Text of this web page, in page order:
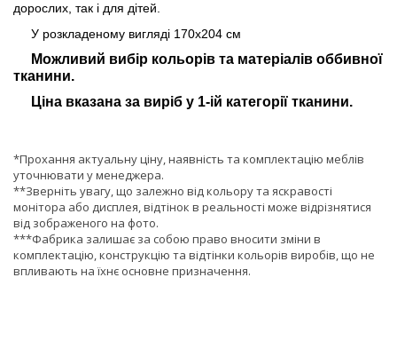
дорослих, так і для дітей.
У розкладеному вигляді 170х204 см
Можливий вибір кольорів та матеріалів оббивної
тканини.
Ціна вказана за виріб у 1-ій категорії тканини.
*Прохання актуальну ціну, наявність та комплектацію меблів
уточнювати у менеджера.
**Зверніть увагу, що залежно від кольору та яскравості
монітора або дисплея, відтінок в реальності може відрізнятися
від зображеного на фото.
***Фабрика залишає за собою право вносити зміни в
комплектацію, конструкцію та відтінки кольорів виробів, що не
впливають на їхнє основне призначення.